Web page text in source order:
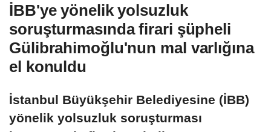
İBB'ye yönelik yolsuzluk
soruşturmasında firari şüpheli
Gülibrahimoğlu'nun mal varlığına
el konuldu
İstanbul Büyükşehir Belediyesine (İBB)
yönelik yolsuzluk soruşturması